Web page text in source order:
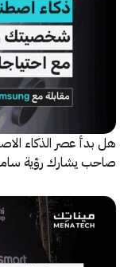
عصر الذكاء
رؤية سامسونج